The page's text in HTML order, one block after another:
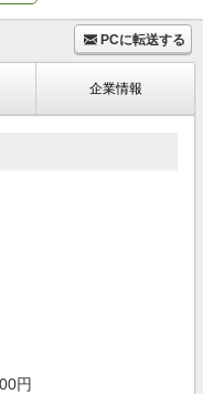
PCに転送する
企業情報
円